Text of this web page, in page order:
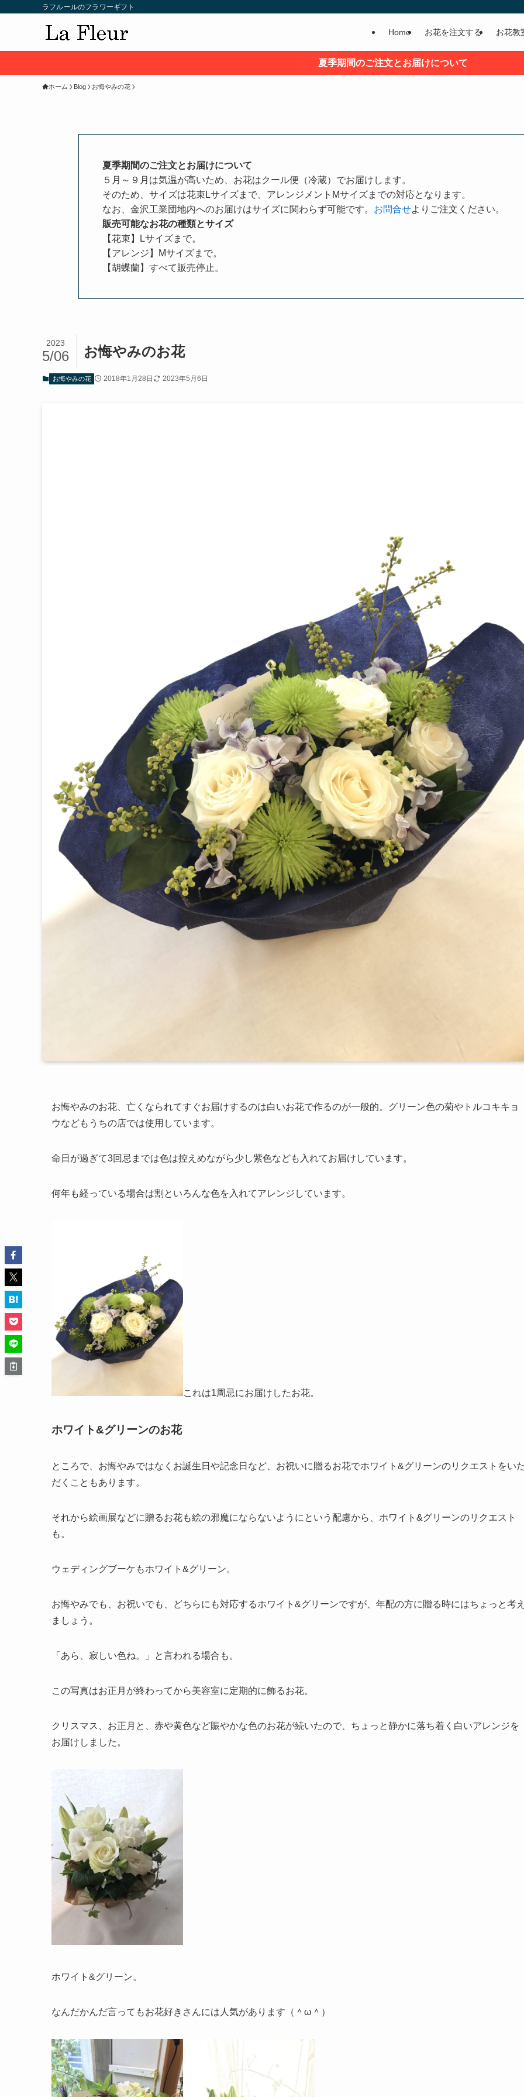
ラフルールのフラワーギフト
Home お花を注文する お花教
夏季期間のご注文とお届けについて
ホーム Blog お悔やみの花
夏季期間のご注文とお届けについて
５月～９月は気温が高いため、お花はクール便（冷蔵）でお届けします。
そのため、サイズは花束Lサイズまで、アレンジメントMサイズまでの対応となります。
なお、金沢工業団地内へのお届けはサイズに関わらず可能です。 お問合せよりご注文ください。
販売可能なお花の種類とサイズ
【花束】Lサイズまで。
【アレンジ】Mサイズまで。
【胡蝶蘭】すべて販売停止。
お悔やみのお花
2023
5/06
お悔やみの花 2018年1月28日 2023年5月6日
お悔やみのお花、亡くなられてすぐお届けするのは白いお花で作るのが一般的。グリーン色の菊やトルコキキョ
ウなどもうちの店では使用しています。
命日が過ぎて3回忌までは色は控えめながら少し紫色なども入れてお届けしています。
何年も経っている場合は割といろんな色を入れてアレンジしています。
これは1周忌にお届けしたお花。
ホワイト&グリーンのお花
ところで、お悔やみではなくお誕生日や記念日など、お祝いに贈るお花でホワイト&グリーンのリクエストをい
だくこともあります。
それから絵画展などに贈るお花も絵の邪魔にならないようにという配慮から、ホワイト&グリーンのリクエスト
も。
ウェディングブーケもホワイト&グリーン。
お悔やみでも、お祝いでも、どちらにも対応するホワイト&グリーンですが、年配の方に贈る時にはちょっと考
ましょう。
「あら、寂しい色ね。」と言われる場合も。
この写真はお正月が終わってから美容室に定期的に飾るお花。
クリスマス、お正月と、赤や黄色など賑やかな色のお花が続いたので、ちょっと静かに落ち着く白いアレンジを
お届けしました。
ホワイト&グリーン。
なんだかんだ言ってもお花好きさんには人気があります（＾ω＾）